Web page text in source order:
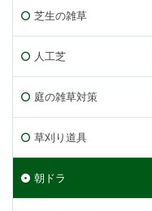
芝生の雑草
人工芝
庭の雑草対策
草刈り道具
朝ドラ